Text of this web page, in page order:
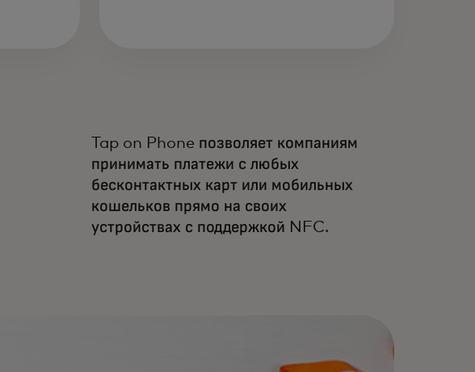
Tap on Phone позволяет компаниям
принимать платежи с любых
бесконтактных карт или мобильных
кошельков прямо на своих
устройствах с поддержкой NFC.